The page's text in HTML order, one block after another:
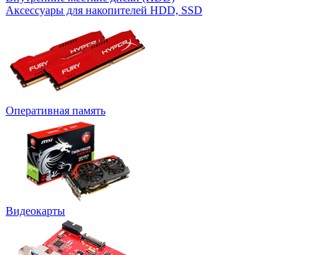
Аксессуары для накопителей HDD, SSD
Оперативная память
Видеокарты